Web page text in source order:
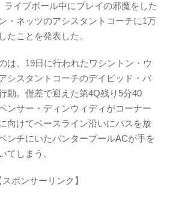
e
ライブボール中にプレイの邪魔をした
・ネッツのアシスタントコーチに1万
たことを発表した。
は、19日に行われたワシントン・ウ
シスタントコーチのデイビッド・バ
動。僅差で迎えた第4Q残り5分40
ンサー・ディンウィディがコーナー
向けてベースライン沿いにパスを放
ンチにいたバンタープールACが手を
てしまう。
スポンサーリンク】